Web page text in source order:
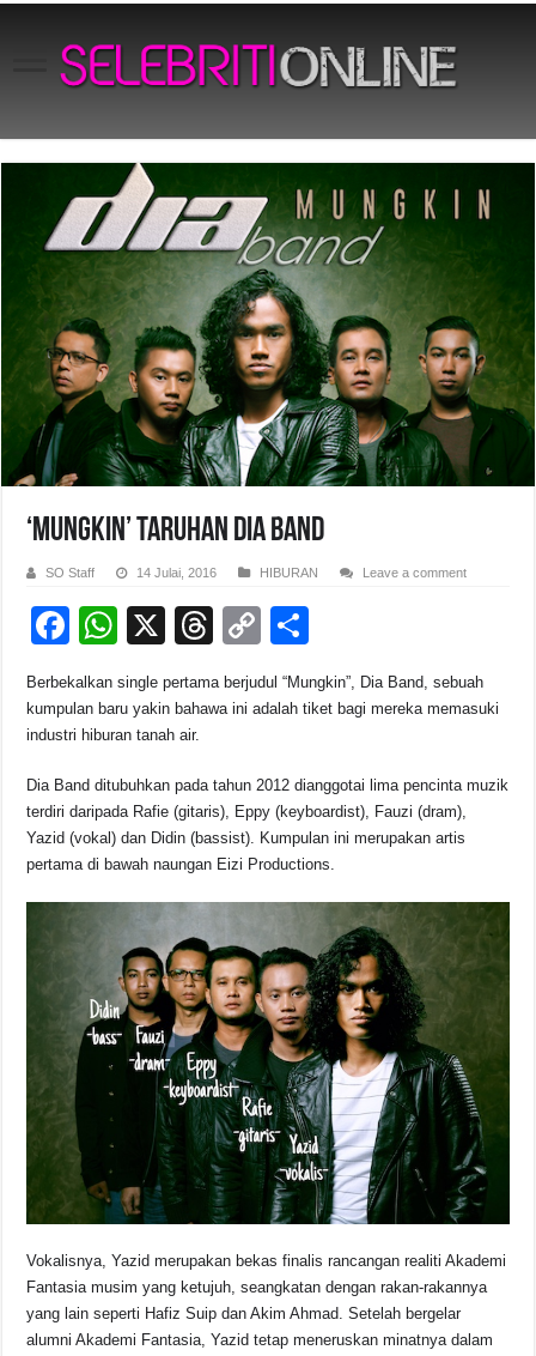
‘MUNGKIN’ Taruhan DIA BAND
SO Staff 14 Julai, 2016 HIBURAN Leave a comment
F
c
e
b
o
o
k
W
at
s
A
p
p
X
T
e
d
s
C
p
Li
n
k
ar
Berbekalkan single pertama berjudul “Mungkin”, Dia Band, sebuah
kumpulan baru yakin bahawa ini adalah tiket bagi mereka memasuki
industri hiburan tanah air.
Dia Band ditubuhkan pada tahun 2012 dianggotai lima pencinta muzik
terdiri daripada Rafie (gitaris), Eppy (keyboardist), Fauzi (dram),
Yazid (vokal) dan Didin (bassist). Kumpulan ini merupakan artis
pertama di bawah naungan Eizi Productions.
Vokalisnya, Yazid merupakan bekas finalis rancangan realiti Akademi
Fantasia musim yang ketujuh, seangkatan dengan rakan-rakannya
yang lain seperti Hafiz Suip dan Akim Ahmad. Setelah bergelar
alumni Akademi Fantasia, Yazid tetap meneruskan minatnya dalam